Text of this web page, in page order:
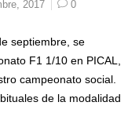
2017
0
septiembre, se
F1 1/10 en PICAL,
campeonato social.
de la modalidad